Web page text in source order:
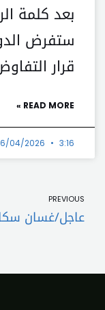
بعد كلمة
ستفرض
قرار
READ MORE »
04/2026 3:16 م
PREVIOUS